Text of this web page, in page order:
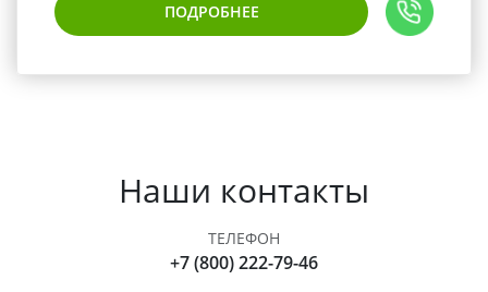
ПОДРОБНЕЕ
Наши контакты
ТЕЛЕФОН
+7 (800) 222-79-46